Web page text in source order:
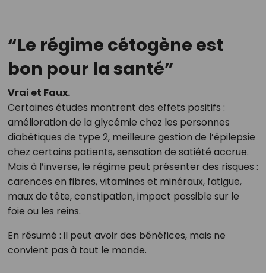
“Le régime cétogène est
bon pour la santé”
Vrai et Faux.
Certaines études montrent des effets positifs :
amélioration de la glycémie chez les personnes
diabétiques de type 2, meilleure gestion de l’épilepsie
chez certains patients, sensation de satiété accrue.
Mais à l’inverse, le régime peut présenter des risques :
carences en fibres, vitamines et minéraux, fatigue,
maux de tête, constipation, impact possible sur le
foie ou les reins.
En résumé : il peut avoir des bénéfices, mais ne
convient pas à tout le monde.